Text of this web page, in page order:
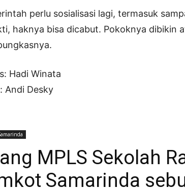
perlu sosialisasi lagi, termasuk
haknya bisa dicabut. Pokoknya dibikin
Hadi Winata
Andi Desky